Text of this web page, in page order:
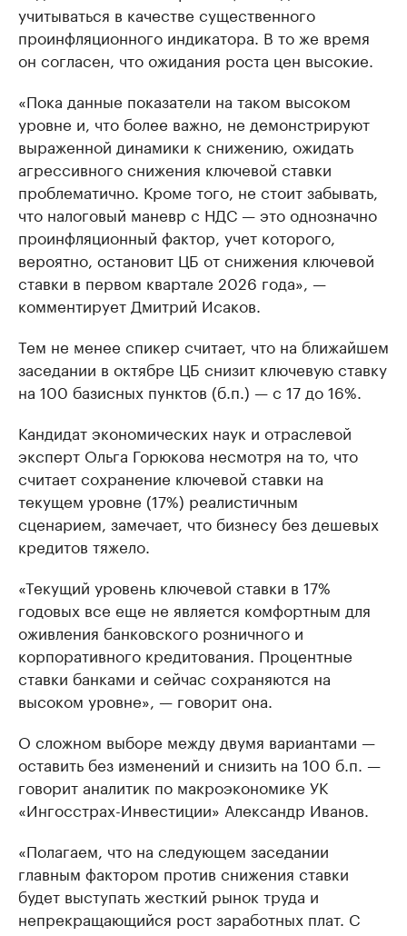
учитываться в качестве существенного
проинфляционного индикатора. В то же время
он согласен, что ожидания роста цен высокие.
«Пока данные показатели на таком высоком
уровне и, что более важно, не демонстрируют
выраженной динамики к снижению, ожидать
агрессивного снижения ключевой ставки
проблематично. Кроме того, не стоит забывать,
что налоговый маневр с НДС — это однозначно
проинфляционный фактор, учет которого,
вероятно, остановит ЦБ от снижения ключевой
ставки в первом квартале 2026 года», —
комментирует Дмитрий Исаков.
Тем не менее спикер считает, что на ближайшем
заседании в октябре ЦБ снизит ключевую ставку
на 100 базисных пунктов (б.п.) — с 17 до 16%.
Кандидат экономических наук и отраслевой
эксперт Ольга Горюкова несмотря на то, что
считает сохранение ключевой ставки на
текущем уровне (17%) реалистичным
сценарием, замечает, что бизнесу без дешевых
кредитов тяжело.
«Текущий уровень ключевой ставки в 17%
годовых все еще не является комфортным для
оживления банковского розничного и
корпоративного кредитования. Процентные
ставки банками и сейчас сохраняются на
высоком уровне», — говорит она.
О сложном выборе между двумя вариантами —
оставить без изменений и снизить на 100 б.п. —
говорит аналитик по макроэкономике УК
«Ингосстрах-Инвестиции» Александр Иванов.
«Полагаем, что на следующем заседании
главным фактором против снижения ставки
будет выступать жесткий рынок труда и
непрекращающийся рост заработных плат. С